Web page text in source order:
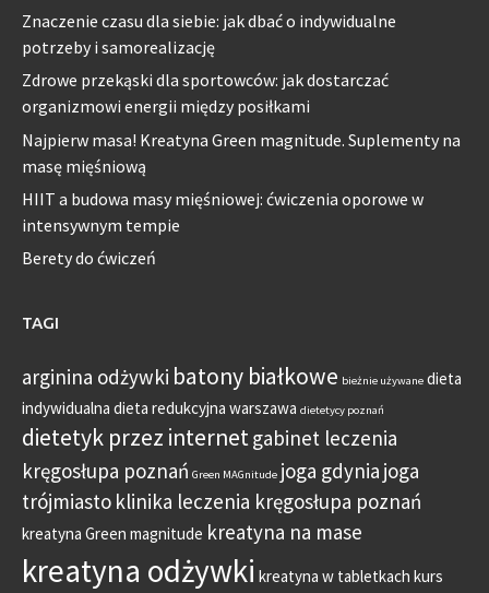
Znaczenie czasu dla siebie: jak dbać o indywidualne
potrzeby i samorealizację
Zdrowe przekąski dla sportowców: jak dostarczać
organizmowi energii między posiłkami
Najpierw masa! Kreatyna Green magnitude. Suplementy na
masę mięśniową
HIIT a budowa masy mięśniowej: ćwiczenia oporowe w
intensywnym tempie
Berety do ćwiczeń
TAGI
arginina odżywki batony białkowe bieżnie używane dieta
indywidualna dieta redukcyjna warszawa dietetycy poznań
dietetyk przez internetgabinet leczenia
kręgosłupa poznań Green MAGnitude joga gdynia joga
trójmiasto klinika leczenia kręgosłupa poznań
kreatyna Green magnitude kreatyna na mase
kreatyna odżywki kreatyna w tabletkach kurs